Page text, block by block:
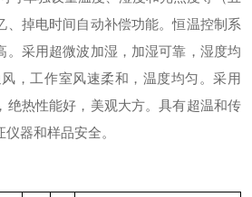
、掉电时间自动补偿功能。恒温控制系
采用超微波加湿，加湿可靠，湿度均
，工作室风速柔和，温度均匀。采用
绝热性能好，美观大方。具有超温和传
仪器和样品安全。